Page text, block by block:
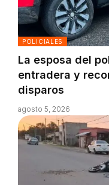
POLICIALES
La esposa del
entradera y
disparos
agosto 5, 2026